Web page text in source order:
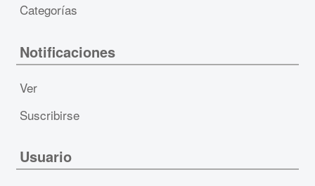
Categorías
Notificaciones
Ver
Suscribirse
Usuario